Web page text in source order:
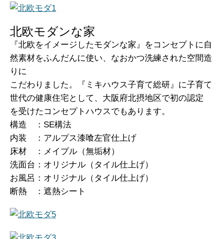
北欧モダンな家
『北欧をイメージしたモダンな家』をコンセプトに自
然素材をふんだんに使い、なおかつ洗練された空間造
りに
こだわりました。『ミキハウス子育て総研』に子育て
世代の健康住宅として、大阪府北摂地区で初の認定
を受けたコンセプトハウスでもあります。
構造 ：SE構法
内装 ：アルプス漆喰左官仕上げ
床材 ：メイプル（無垢材）
洗面台：オリジナル（タイル仕上げ）
お風呂：オリジナル（タイル仕上げ）
断熱 ：遮熱シート